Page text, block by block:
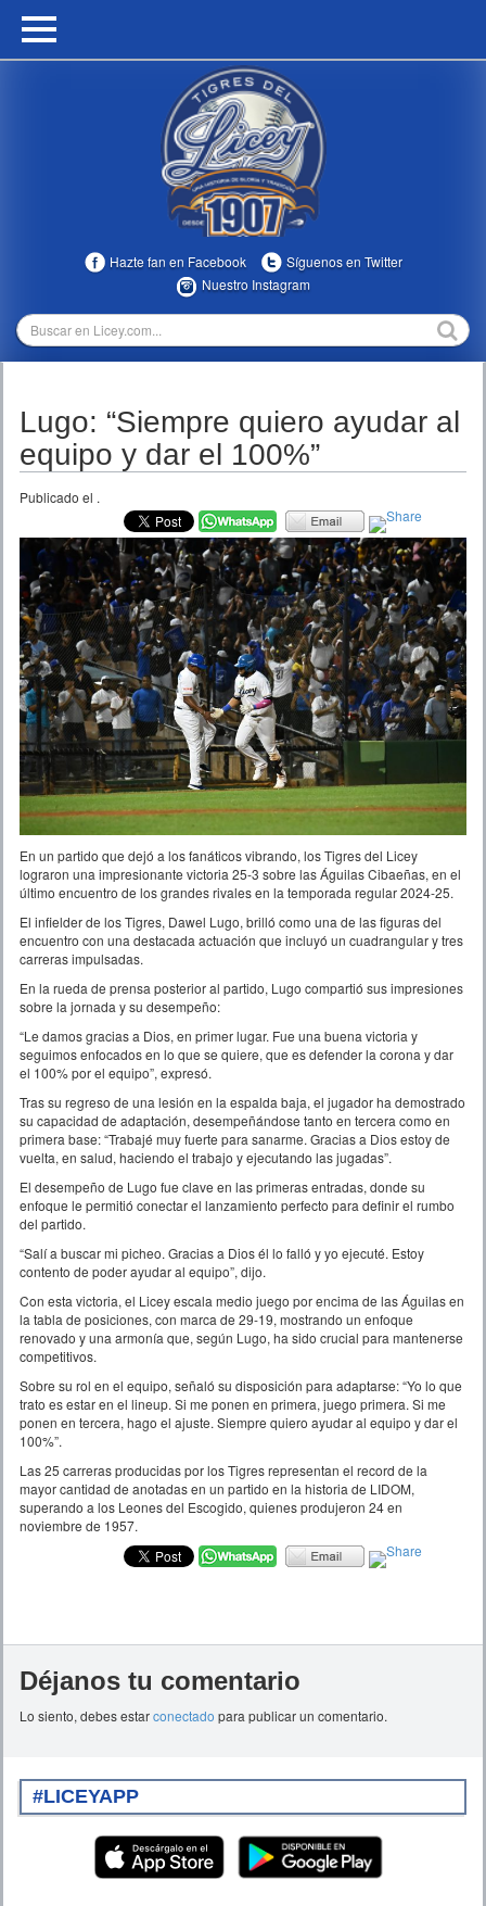
HOME
MULTIMEDIA
TEMPORADAS
Hazte fan en Facebook
Síguenos en Twitter
Nuestro Instagram
Lugo: “Siempre quiero ayudar al
equipo y dar el 100%”
Publicado el .
En un partido que dejó a los fanáticos vibrando, los Tigres del Licey
lograron una impresionante victoria 25-3 sobre las Águilas Cibaeñas, en el
último encuentro de los grandes rivales en la temporada regular 2024-25.
El infielder de los Tigres, Dawel Lugo, brilló como una de las figuras del
encuentro con una destacada actuación que incluyó un cuadrangular y tres
carreras impulsadas.
En la rueda de prensa posterior al partido, Lugo compartió sus impresiones
sobre la jornada y su desempeño:
“Le damos gracias a Dios, en primer lugar. Fue una buena victoria y
seguimos enfocados en lo que se quiere, que es defender la corona y dar
el 100% por el equipo”, expresó.
Tras su regreso de una lesión en la espalda baja, el jugador ha demostrado
su capacidad de adaptación, desempeñándose tanto en tercera como en
primera base: “Trabajé muy fuerte para sanarme. Gracias a Dios estoy de
vuelta, en salud, haciendo el trabajo y ejecutando las jugadas”.
El desempeño de Lugo fue clave en las primeras entradas, donde su
enfoque le permitió conectar el lanzamiento perfecto para definir el rumbo
del partido.
“Salí a buscar mi picheo. Gracias a Dios él lo falló y yo ejecuté. Estoy
contento de poder ayudar al equipo”, dijo.
Con esta victoria, el Licey escala medio juego por encima de las Águilas en
la tabla de posiciones, con marca de 29-19, mostrando un enfoque
renovado y una armonía que, según Lugo, ha sido crucial para mantenerse
competitivos.
Sobre su rol en el equipo, señaló su disposición para adaptarse: “Yo lo que
trato es estar en el lineup. Si me ponen en primera, juego primera. Si me
ponen en tercera, hago el ajuste. Siempre quiero ayudar al equipo y dar el
100%”.
Las 25 carreras producidas por los Tigres representan el record de la
mayor cantidad de anotadas en un partido en la historia de LIDOM,
superando a los Leones del Escogido, quienes produjeron 24 en
noviembre de 1957.
Déjanos tu comentario
Lo siento, debes estarconectado para publicar un comentario.
#LICEYAPP